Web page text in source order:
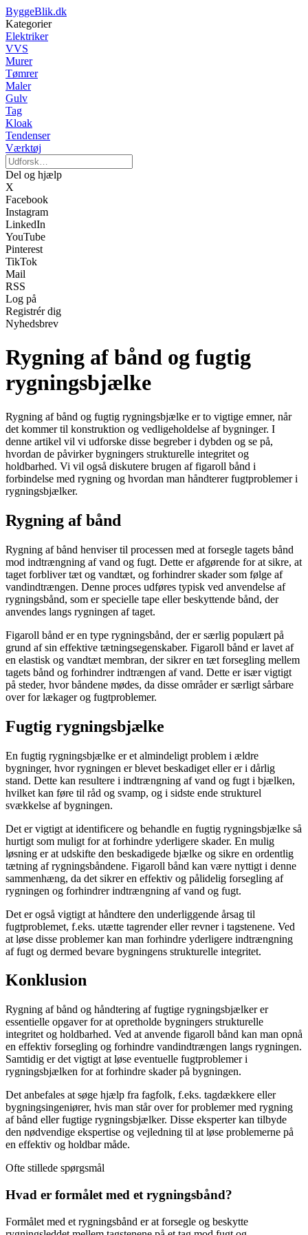
ByggeBlik.dk
Kategorier
Elektriker
VVS
Murer
Tømrer
Maler
Gulv
Tag
Kloak
Tendenser
Værktøj
Del og hjælp
X
Facebook
Instagram
LinkedIn
YouTube
Pinterest
TikTok
Mail
RSS
Log på
Registrér dig
Nyhedsbrev
Rygning af bånd og fugtig
rygningsbjælke
Rygning af bånd og fugtig rygningsbjælke er to vigtige emner, når
det kommer til konstruktion og vedligeholdelse af bygninger. I
denne artikel vil vi udforske disse begreber i dybden og se på,
hvordan de påvirker bygningers strukturelle integritet og
holdbarhed. Vi vil også diskutere brugen af figaroll bånd i
forbindelse med rygning og hvordan man håndterer fugtproblemer i
rygningsbjælker.
Rygning af bånd
Rygning af bånd henviser til processen med at forsegle tagets bånd
mod indtrængning af vand og fugt. Dette er afgørende for at sikre, at
taget forbliver tæt og vandtæt, og forhindrer skader som følge af
vandindtrængen. Denne proces udføres typisk ved anvendelse af
rygningsbånd, som er specielle tape eller beskyttende bånd, der
anvendes langs rygningen af taget.
Figaroll bånd er en type rygningsbånd, der er særlig populært på
grund af sin effektive tætningsegenskaber. Figaroll bånd er lavet af
en elastisk og vandtæt membran, der sikrer en tæt forsegling mellem
tagets bånd og forhindrer indtrængen af vand. Dette er især vigtigt
på steder, hvor båndene mødes, da disse områder er særligt sårbare
over for lækager og fugtproblemer.
Fugtig rygningsbjælke
En fugtig rygningsbjælke er et almindeligt problem i ældre
bygninger, hvor rygningen er blevet beskadiget eller er i dårlig
stand. Dette kan resultere i indtrængning af vand og fugt i bjælken,
hvilket kan føre til råd og svamp, og i sidste ende strukturel
svækkelse af bygningen.
Det er vigtigt at identificere og behandle en fugtig rygningsbjælke så
hurtigt som muligt for at forhindre yderligere skader. En mulig
løsning er at udskifte den beskadigede bjælke og sikre en ordentlig
tætning af rygningsbåndene. Figaroll bånd kan være nyttigt i denne
sammenhæng, da det sikrer en effektiv og pålidelig forsegling af
rygningen og forhindrer indtrængning af vand og fugt.
Det er også vigtigt at håndtere den underliggende årsag til
fugtproblemet, f.eks. utætte tagrender eller revner i tagstenene. Ved
at løse disse problemer kan man forhindre yderligere indtrængning
af fugt og dermed bevare bygningens strukturelle integritet.
Konklusion
Rygning af bånd og håndtering af fugtige rygningsbjælker er
essentielle opgaver for at opretholde bygningers strukturelle
integritet og holdbarhed. Ved at anvende figaroll bånd kan man opnå
en effektiv forsegling og forhindre vandindtrængen langs rygningen.
Samtidig er det vigtigt at løse eventuelle fugtproblemer i
rygningsbjælken for at forhindre skader på bygningen.
Det anbefales at søge hjælp fra fagfolk, f.eks. tagdækkere eller
bygningsingeniører, hvis man står over for problemer med rygning
af bånd eller fugtige rygningsbjælker. Disse eksperter kan tilbyde
den nødvendige ekspertise og vejledning til at løse problemerne på
en effektiv og holdbar måde.
Ofte stillede spørgsmål
Hvad er formålet med et rygningsbånd?
Formålet med et rygningsbånd er at forsegle og beskytte